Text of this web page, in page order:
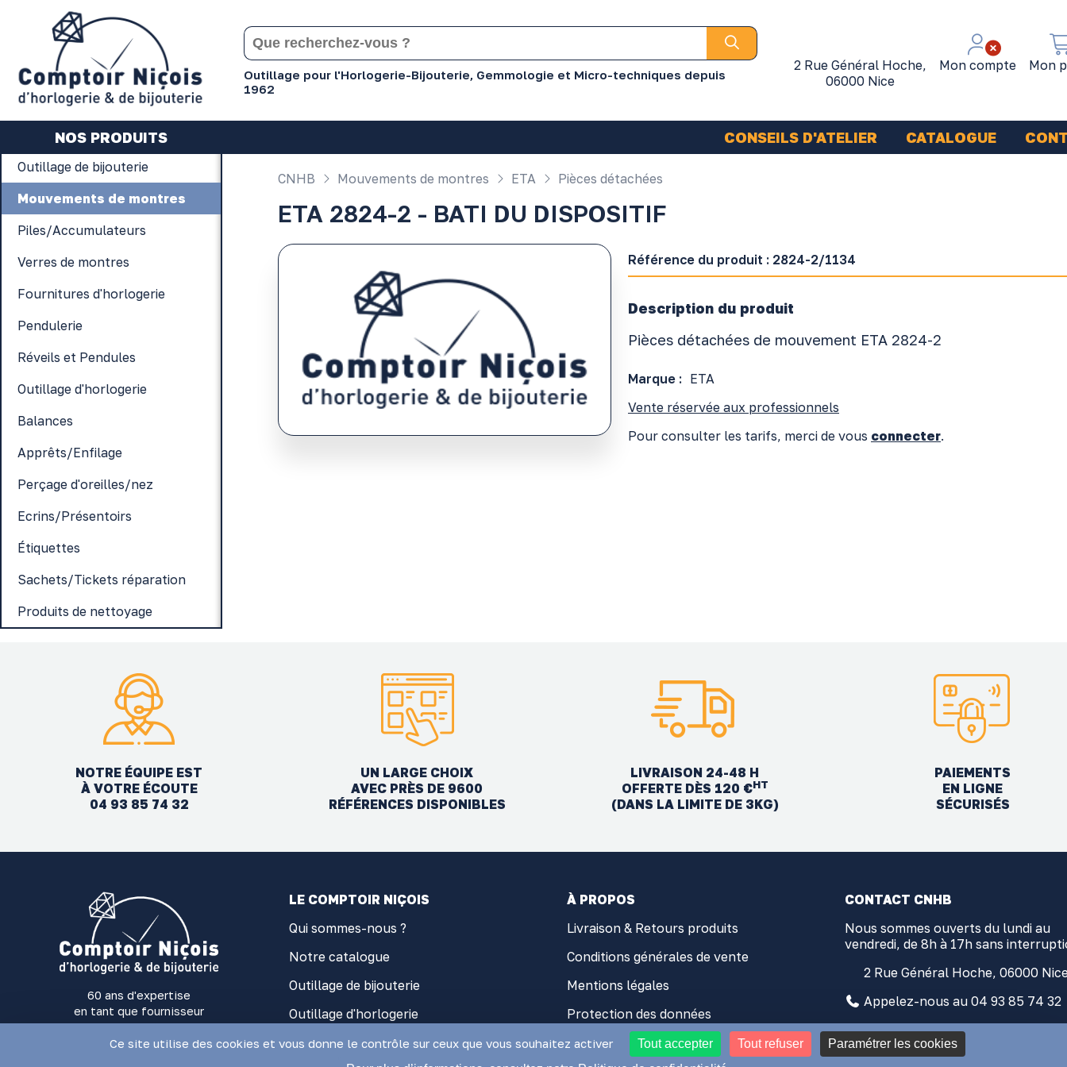
Outillage pour l'Horlogerie-Bijouterie, Gemmologie et Micro-techniques depuis
1962
2 Rue Général Hoche,
06000 Nice
Mon compte Mon
NOS PRODUITS CONSEILS D'ATELIER CATALOGUE
Outillage de bijouterie
Mouvements de montres
Piles/Accumulateurs
Verres de montres
Fournitures d'horlogerie
Pendulerie
Réveils et Pendules
Outillage d'horlogerie
Balances
Apprêts/Enfilage
Perçage d'oreilles/nez
Ecrins/Présentoirs
Étiquettes
Sachets/Tickets réparation
Produits de nettoyage
CNHB Mouvements de montres ETA Pièces détachées
ETA 2824-2 - BATI DU DISPOSITIF
Référence du produit : 2824-2/1134
Description du produit
Pièces détachées de mouvement ETA 2824-2
Marque : ETA
Vente réservée aux professionnels
Pour consulter les tarifs, merci de vous connecter.
NOTRE ÉQUIPE EST
À VOTRE ÉCOUTE
04 93 85 74 32
UN LARGE CHOIX
AVEC PRÈS DE 9600
RÉFÉRENCES DISPONIBLES
LIVRAISON 24-48 H
OFFERTE DÈS 120 €HT
(DANS LA LIMITE DE 3KG)
PAIEMENTS
EN LIGNE
SÉCURISÉS
60 ans d'expertise
en tant que fournisseur
d'outillage et fournitures
d'Horlogerie-Bijouterie
LE COMPTOIR NIÇOIS
Qui sommes-nous ?
Notre catalogue
Outillage de bijouterie
Outillage d'horlogerie
Fourniture d'horlogerie
À PROPOS
Livraison & Retours produits
Conditions générales de vente
Mentions légales
Protection des données
Cookies
CONTACT CNHB
Nous sommes ouverts du lundi au
vendredi, de 8h à 17h sans
2 Rue Général Hoche, 06000
Appelez-nous au 04 93 85 74 32
contact@comptoir-nicois.com
Gérer les préférences en matière de cookies
Ce site utilise des cookies et vous donne le contrôle sur ceux que vous souhaitez activer Tout accepter Tout refuser
Paramétrer les cookies